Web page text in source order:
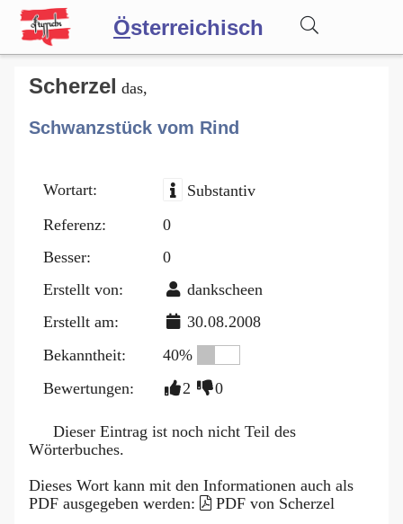
Österreichisch
Wörterbuch
Forum
Blog
Scherzel das,
Schwanzstück vom Rind
Wortart:
Substantiv
Referenz:
0
Besser:
0
Erstellt von:
dankscheen
Erstellt am:
30.08.2008
Bekanntheit:
40%
Bewertungen:
2 0
Dieser Eintrag ist noch nicht Teil des
Wörterbuches.
Dieses Wort kann mit den Informationen auch als
PDF ausgegeben werden:
PDF von Scherzel